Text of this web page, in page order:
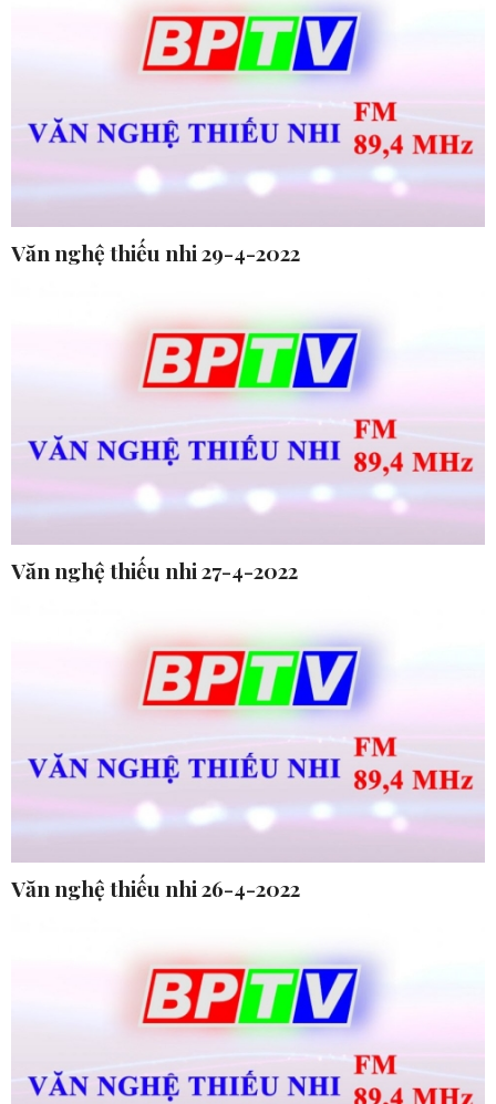
Văn nghệ thiếu nhi 29-4-2022
Văn nghệ thiếu nhi 27-4-2022
Văn nghệ thiếu nhi 26-4-2022